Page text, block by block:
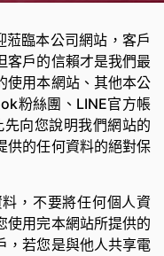
臨本公司網站，客戶
客戶的信賴才是我們最
使用本網站、其他本公
粉絲團、LINE官方帳
向您說明我們網站的
供的任何資料的絕對保
，不要將任何個人資
使用完本網站所提供的
，若您是與他人共享電